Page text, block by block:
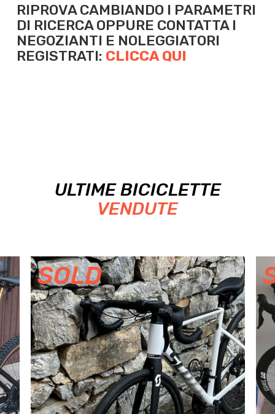
RIPROVA CAMBIANDO I PARAMETRI
DI RICERCA OPPURE CONTATTA I
NEGOZIANTI E NOLEGGIATORI
REGISTRATI: CLICCA QUI
ULTIME BICICLETTE
VENDUTE
SOLD